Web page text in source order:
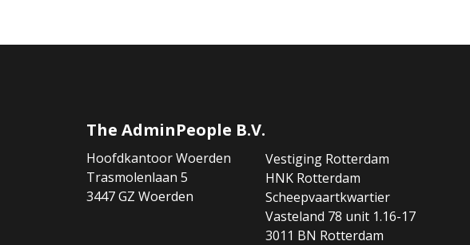
The AdminPeople B.V.
Hoofdkantoor Woerden
Trasmolenlaan 5
3447 GZ Woerden
Vestiging Rotterdam
HNK Rotterdam
Scheepvaartkwartier
Vasteland 78 unit 1.16-17
3011 BN Rotterdam